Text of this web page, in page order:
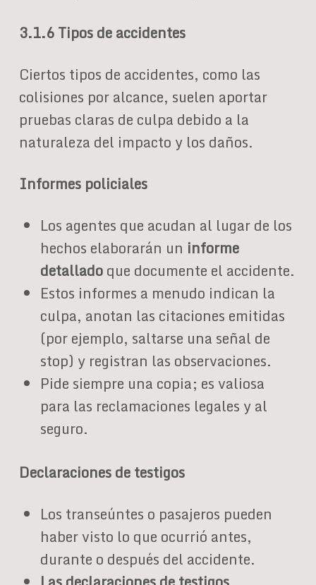
3.1.6 Tipos de accidentes
Ciertos tipos de accidentes, como las
colisiones por alcance, suelen aportar
pruebas claras de culpa debido a la
naturaleza del impacto y los daños.
Informes policiales
Los agentes que acudan al lugar de los
hechos elaborarán un informe
detalladoque documente el accidente.
Estos informes a menudo indican la
culpa, anotan las citaciones emitidas
(por ejemplo, saltarse una señal de
stop) y registran las observaciones.
Pide siempre una copia; es valiosa
para las reclamaciones legales y al
seguro.
Declaraciones de testigos
Los transeúntes o pasajeros pueden
haber visto lo que ocurrió antes,
durante o después del accidente.